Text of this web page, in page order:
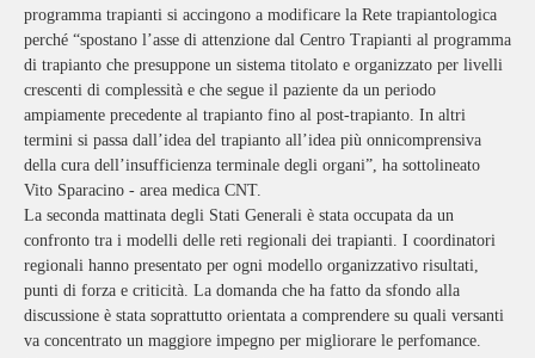
programma trapianti si accingono a modificare la Rete trapiantologica
perché “spostano l’asse di attenzione dal Centro Trapianti al programma
di trapianto che presuppone un sistema titolato e organizzato per livelli
crescenti di complessità e che segue il paziente da un periodo
ampiamente precedente al trapianto fino al post-trapianto. In altri
termini si passa dall’idea del trapianto all’idea più onnicomprensiva
della cura dell’insufficienza terminale degli organi”, ha sottolineato
Vito Sparacino - area medica CNT.
La seconda mattinata degli Stati Generali è stata occupata da un
confronto tra i modelli delle reti regionali dei trapianti. I coordinatori
regionali hanno presentato per ogni modello organizzativo risultati,
punti di forza e criticità. La domanda che ha fatto da sfondo alla
discussione è stata soprattutto orientata a comprendere su quali versanti
va concentrato un maggiore impegno per migliorare le perfomance.